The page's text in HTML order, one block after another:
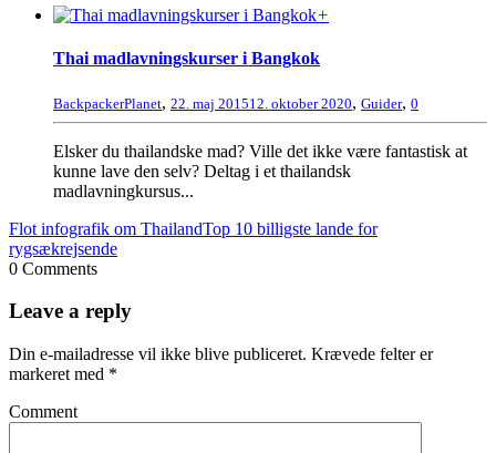
+
Thai madlavningskurser i Bangkok
BackpackerPlanet, 22. maj 201512. oktober 2020, Guider, 0
Elsker du thailandske mad? Ville det ikke være fantastisk at
kunne lave den selv? Deltag i et thailandsk
madlavningkursus...
Flot infografik om ThailandTop 10 billigste lande for
rygsækrejsende
0 Comments
Leave a reply
Din e-mailadresse vil ikke blive publiceret. Krævede felter er
markeret med *
Comment